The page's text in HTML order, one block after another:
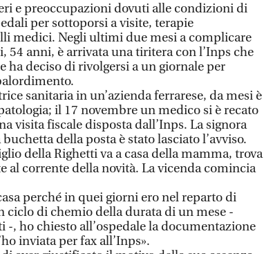
e preoccupazioni dovuti alle condizioni di
per sottoporsi a visite, terapie
medici. Negli ultimi due mesi a complicare
54 anni, è arrivata una tiritera con l’Inps che
ha deciso di rivolgersi a un giornale per
sanitaria in un’azienda ferrarese, da mesi è
il 17 novembre un medico si è recato
visita fiscale disposta dall’Inps. La signora
della posta è stato lasciato l’avviso.
della Righetti va a casa della mamma, trova
al corrente della novità. La vicenda comincia
perché in quei giorni ero nel reparto di
ciclo di chemio della durata di un mese -
-, ho chiesto all’ospedale la documentazione
inviata per fax all’Inps».